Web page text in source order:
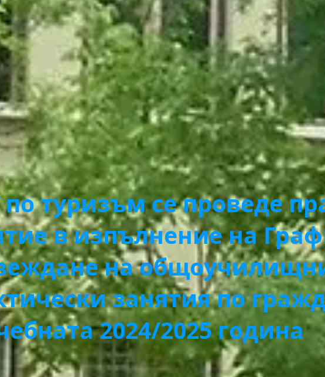
туризъм се проведе
в изпълнение на
на
занятия по
2024/2025 година